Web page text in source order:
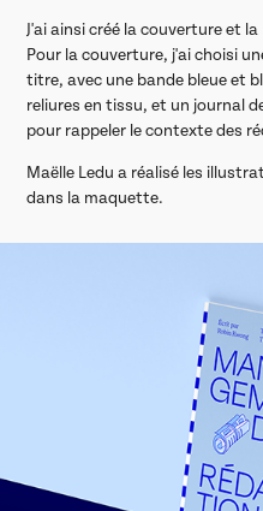
J'ai ainsi créé la couverture et
Pour la couverture, j'ai choisi
titre, avec une bande bleue et
reliures en tissu, et un journal
pour rappeler le contexte des
Maëlle Ledu a réalisé les
dans la maquette.